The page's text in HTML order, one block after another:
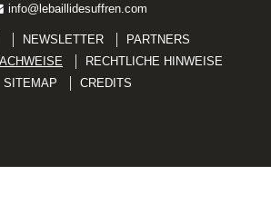
FRANÇAIS
info@lebaillidesuffren.com
NEWSLETTER
PARTNERS
RECHTLICHE HINWEISE
SITEMAP
CREDITS